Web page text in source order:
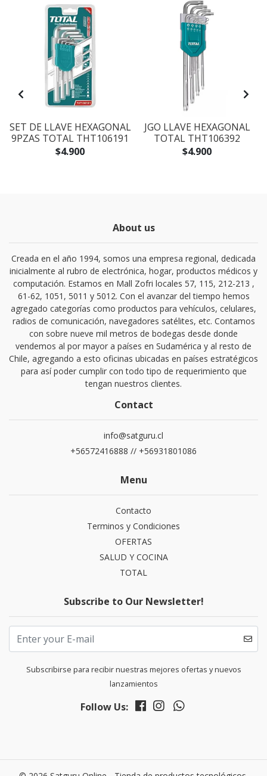
SET DE LLAVE HEXAGONAL
9PZAS TOTAL THT106191
$4.900
JGO LLAVE HEXAGONAL
TOTAL THT106392
$4.900
About us
Creada en el año 1994, somos una empresa regional, dedicada
inicialmente al rubro de electrónica, hogar, productos médicos y
computación. Estamos en Mall Zofri locales 57, 115, 212-213 ,
61-62, 1051, 5011 y 5012. Con el avanzar del tiempo hemos
agregado categorías como productos para vehículos, celulares,
radios de comunicación, navegadores satélites, etc. Contamos
con sobre nueve mil metros de bodegas desde donde
vendemos al por mayor a países en Sudamérica y al resto de
Chile, agregando a esto oficinas ubicadas en países estratégicos
para así poder cumplir con todo tipo de requerimiento que
tengan nuestros clientes.
Contact
info@satguru.cl
+56572416888 // +56931801086
Menu
Contacto
Terminos y Condiciones
OFERTAS
SALUD Y COCINA
TOTAL
Subscribe to Our Newsletter!
Subscribirse para recibir nuestras mejores ofertas y nuevos
lanzamientos
Follow Us: